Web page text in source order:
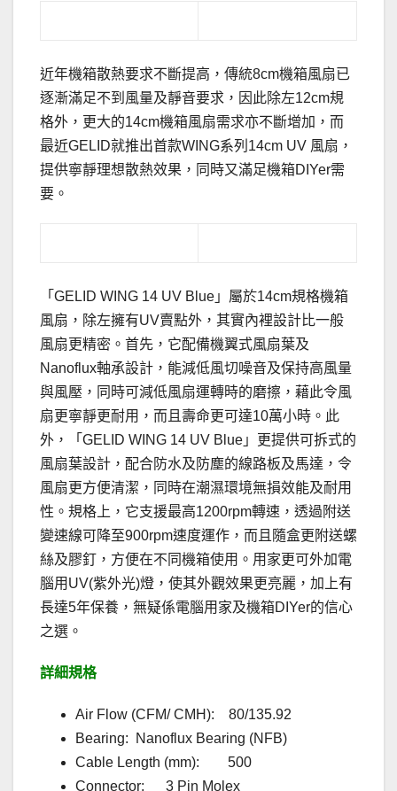
近年機箱散熱要求不斷提高，傳統8cm機箱風扇已
逐漸滿足不到風量及靜音要求，因此除左12cm規
格外，更大的14cm機箱風扇需求亦不斷增加，而
最近GELID就推出首款WING系列14cm UV 風扇，
提供寧靜理想散熱效果，同時又滿足機箱DIYer需
要。
「GELID WING 14 UV Blue」屬於14cm規格機箱
風扇，除左擁有UV賣點外，其實內裡設計比一般
風扇更精密。首先，它配備機翼式風扇葉及
Nanoflux軸承設計，能減低風切噪音及保持高風量
與風壓，同時可減低風扇運轉時的磨擦，藉此令風
扇更寧靜更耐用，而且壽命更可達10萬小時。此
外，「GELID WING 14 UV Blue」更提供可拆式的
風扇葉設計，配合防水及防塵的線路板及馬達，令
風扇更方便清潔，同時在潮濕環境無損效能及耐用
性。規格上，它支援最高1200rpm轉速，透過附送
變速線可降至900rpm速度運作，而且隨盒更附送螺
絲及膠釘，方便在不同機箱使用。用家更可外加電
腦用UV(紫外光)燈，使其外觀效果更亮麗，加上有
長達5年保養，無疑係電腦用家及機箱DIYer的信心
之選。
詳細規格
Air Flow (CFM/ CMH): 80/135.92
Bearing: Nanoflux Bearing (NFB)
Cable Length (mm): 500
Connector: 3 Pin Molex